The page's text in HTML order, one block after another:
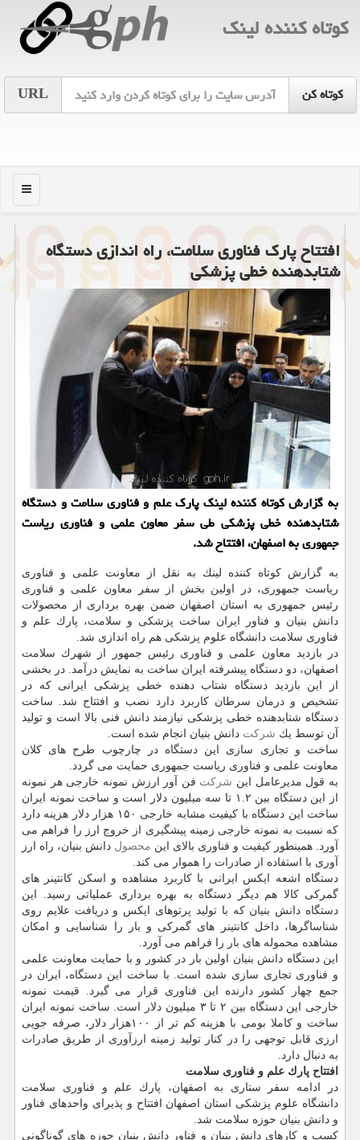
كوتاه كننده لینك
URL
منو
افتتاح پارك فناوری سلامت، راه اندازی دستگاه
شتابدهنده خطی پزشكی
به گزارش كوتاه كننده لینك پارك علم و فناوری سلامت و دستگاه
شتابدهنده خطی پزشكی طی سفر معاون علمی و فناوری ریاست
جمهوری به اصفهان، افتتاح شد.
به گزارش كوتاه كننده لینك به نقل از معاونت علمی و فناوری
ریاست جمهوری، در اولین بخش از سفر معاون علمی و فناوری
رئیس جمهوری به استان اصفهان ضمن بهره برداری از محصولات
دانش بنیان و فناور ایران ساخت پزشكی و سلامت، پارك علم و
فناوری سلامت دانشگاه علوم پزشكی هم راه اندازی شد.
در بازدید معاون علمی و فناوری رئیس جمهور از شهرك سلامت
اصفهان، دو دستگاه پیشرفته ایران ساخت به نمایش درآمد. در بخشی
از این بازدید دستگاه شتاب دهنده خطی پزشكی ایرانی كه در
تشخیص و درمان سرطان كاربرد دارد نصب و افتتاح شد. ساخت
دستگاه شتابدهنده خطی پزشكی نیازمند دانش فنی بالا است و تولید
آن توسط یك شركت دانش بنیان انجام شده است.
ساخت و تجاری سازی این دستگاه در چارچوب طرح های كلان
معاونت علمی و فناوری ریاست جمهوری حمایت می گردد.
به قول مدیرعامل این شركت فن آور ارزش نمونه خارجی هر نمونه
از این دستگاه بین ۱.۲ تا سه میلیون دلار است و ساخت نمونه ایران
ساخت این دستگاه با كیفیت مشابه خارجی ۱۵۰ هزار دلار هزینه دارد
كه نسبت به نمونه خارجی زمینه پیشگیری از خروج ارز را فراهم می
آورد. همینطور كیفیت و فناوری بالای این محصول دانش بنیان، راه ارز
آوری با استفاده از صادرات را هموار می كند.
دستگاه اشعه ایكس ایرانی با كاربرد مشاهده و اسكن كانتینر های
گمركی كالا هم دیگر دستگاه به بهره برداری عملیاتی رسید. این
دستگاه دانش بنیان كه با تولید پرتوهای ایكس و دریافت علایم روی
شناساگرها، داخل كانتینر های گمركی و بار را شناسایی و امكان
مشاهده محموله های بار را فراهم می آورد.
این دستگاه دانش بنیان اولین بار در كشور و با حمایت معاونت علمی
و فناوری تجاری سازی شده است. با ساخت این دستگاه، ایران در
جمع چهار كشور دارنده این فناوری قرار می گیرد. قیمت نمونه
خارجی این دستگاه بین ۲ تا ۳ میلیون دلار است. ساخت نمونه ایران
ساخت و كاملا بومی با هزینه كم تر از ۱۰۰هزار دلار، صرفه جویی
ارزی قابل توجهی را در كنار تولید زمینه ارزآوری از طریق صادرات
به دنبال دارد.
افتتاح پارك علم و فناوری سلامت
در ادامه سفر ستاری به اصفهان، پارك علم و فناوری سلامت
دانشگاه علوم پزشكی استان اصفهان افتتاح و پذیرای واحدهای فناور
و دانش بنیان حوزه سلامت شد.
كسب و كارهای دانش بنیان و فناور دانش بنیان حوزه های گوناگونی